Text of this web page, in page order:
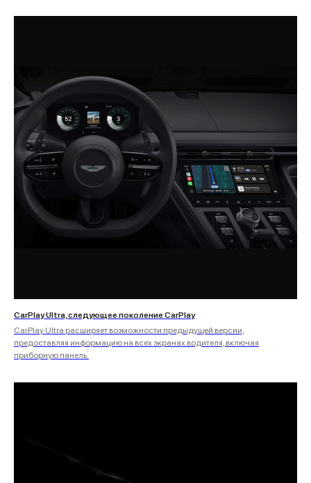
CarPlay Ultra, следующее поколение CarPlay
CarPlay Ultra расширяет возможности предыдущей версии,
предоставляя информацию на всех экранах водителя, включая
приборную панель.